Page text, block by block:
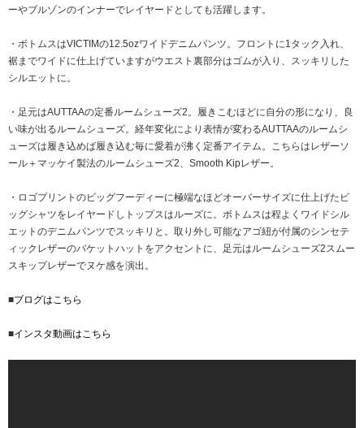
ーやブルゾンのインナーでレイヤードとしても活躍します。
・ボトムスはVICTIMの12.5ozワイドデニムパンツ。フロントに1タック入れ、
裾までワイドに仕上げていますがウエスト裏部分はゴムが入り、スッキリした
シルエットに。
・足元はAUTTAAの定番ルームシューズ2。履きこむほどに自分の形になり、良
い味が出るルームシューズ。経年変化により表情が変わるAUTTAAのルームシ
ューズは履き込めば履き込む毎に愛着が沸く定番アイテム。こちらはレザーソ
ール＋マッケイ製法のルームシューズ2、Smooth Kipレザー。
・ロゴプリントのビッグフーディーに極端なほどオーバーサイズに仕上げたビ
ッグシャツをレイヤードしトップスはルーズに。ボトムスは程よくワイドシル
エットのデニムパンツでスッキリと。取り外し可能なアゴ紐が付属のシンセテ
ィックレザーのバケットハットをアクセントに、足元はルームシューズ2スムー
スキップレザーでヌケ感を演出。
■ブログはこちら
■インスタ動画はこちら